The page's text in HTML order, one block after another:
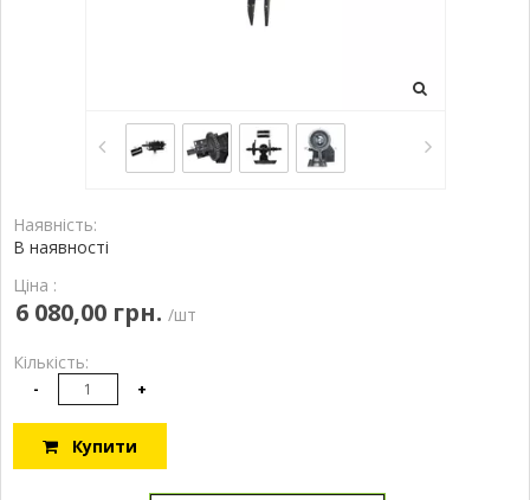
Наявність:
В наявності
Ціна :
6 080,00 грн. /шт
Кількість:
- +
Купити